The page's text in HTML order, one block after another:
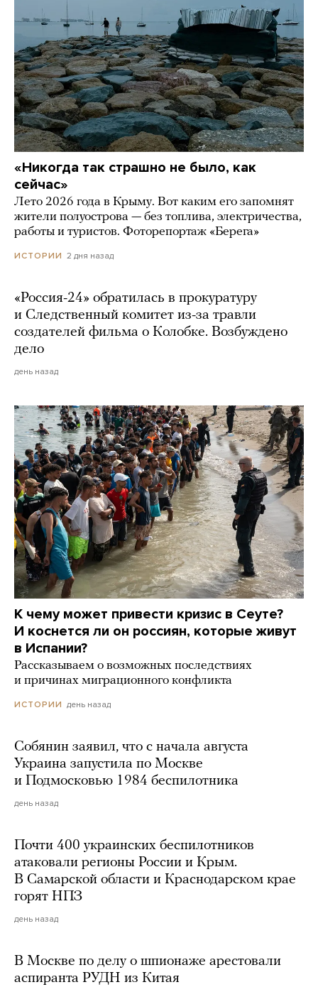
«Никогда так страшно не было, как
сейчас»
Лето 2026 года в Крыму. Вот каким его запомнят
жители полуострова — без топлива, электричества,
работы и туристов. Фоторепортаж «Берега»
ИСТОРИИ 2 дня назад
«Россия-24» обратилась в прокуратуру
и Следственный комитет из-за травли
создателей фильма о Колобке. Возбуждено
дело
день назад
К чему может привести кризис в Сеуте?
И коснется ли он россиян, которые живут
в Испании?
Рассказываем о возможных последствиях
и причинах миграционного конфликта
ИСТОРИИ день назад
Собянин заявил, что с начала августа
Украина запустила по Москве
и Подмосковью 1984 беспилотника
день назад
Почти 400 украинских беспилотников
атаковали регионы России и Крым.
В Самарской области и Краснодарском крае
горят НПЗ
день назад
В Москве по делу о шпионаже арестовали
аспиранта РУДН из Китая